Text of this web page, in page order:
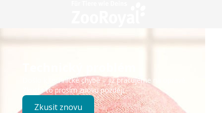
Došlo k technické chybě – již pracujeme na opravě.
Zkuste to prosím znovu později.
Zkusit znovu